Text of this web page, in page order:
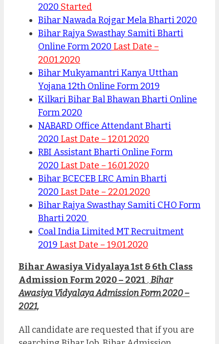
2020 Started
Bihar Nawada Rojgar Mela Bharti 2020
Bihar Rajya Swasthay Samiti Bharti
Online Form 2020 Last Date –
20.01.2020
Bihar Mukyamantri Kanya Utthan
Yojana 12th Online Form 2019
Kilkari Bihar Bal Bhawan Bharti Online
Form 2020
NABARD Office Attendant Bharti
2020 Last Date – 12.01.2020
RBI Assistant Bharti Online Form
2020 Last Date – 16.01.2020
Bihar BCECEB LRC Amin Bharti
2020 Last Date – 22.01.2020
Bihar Rajya Swasthay Samiti CHO Form
Bharti 2020
Coal India Limited MT Recruitment
2019 Last Date – 19.01.2020
Bihar Awasiya Vidyalaya 1st & 6th Class
Admission Form 2020 – 2021 ,Bihar
Awasiya Vidyalaya Admission Form 2020 –
2021,
All candidate are requested that if you are